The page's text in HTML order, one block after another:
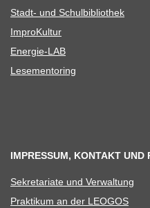
Stadt- und Schulbibliothek
Impro­Kul­tur
Ener­­gie-LAB
Lese­men­to­ring
IMPRESSUM, KONTAKT UND
Sekre­ta­riate und Verwaltung
Prak­ti­kum an der LEOGOS